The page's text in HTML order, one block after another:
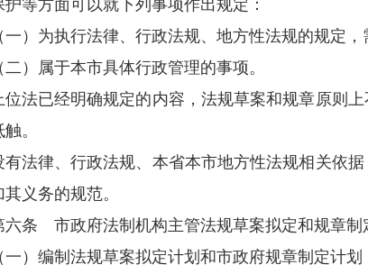
第四条
拟定法规草案和制定规章要
法原则；要坚持改革创新和适应经济社会
市实际和国内外先进经验相结合，科学、
理、环境保护、历史文化保护等方面可以
（一）为执行法律、行政法规和本省
（二）属于地方性事务需要制定地方